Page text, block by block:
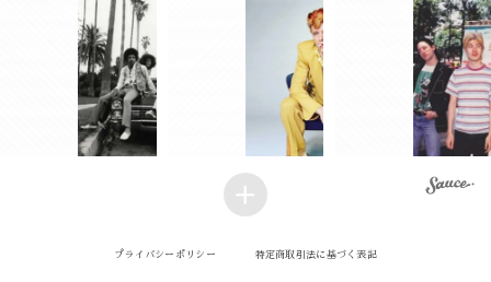
プライバシーポリシー 特定商取引法に基づく表記